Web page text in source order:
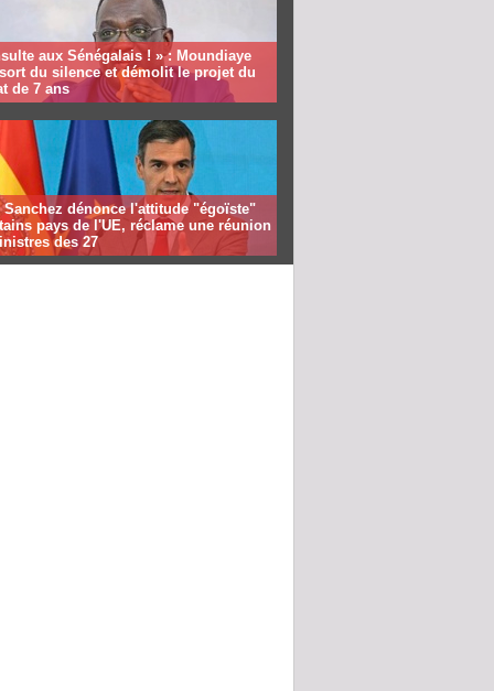
aux Sénégalais ! » : Moundiaye
du silence et démolit le projet du
de 7 ans
Sanchez dénonce l'attitude "égoïste"
pays de l'UE, réclame une réunion
des 27